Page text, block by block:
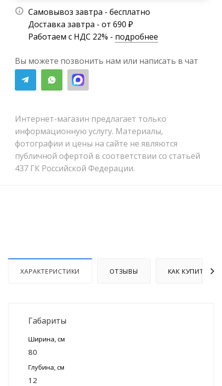
Самовывоз завтра - бесплатно
Доставка завтра - от 690 ₽
Работаем с НДС 22% - подробнее
Вы можете позвонить нам или написать в чат
Интернет-магазин предлагает только
информационную услугу. Материалы,
фотографии и цены на сайте не являются
публичной офертой в соответствии со статьей
437 ГК Российской Федерации.
ХАРАКТЕРИСТИКИ ОТЗЫВЫ КАК КУПИТЬ
Габариты
Ширина, см
80
Глубина, см
12